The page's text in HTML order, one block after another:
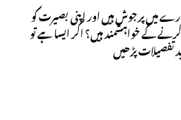
میں پرجوش ہیں اور اپنی بصیرت کو
کے خواہشمند ہیں؟ اگر ایسا ہے تو
تفصیلات پڑھیں